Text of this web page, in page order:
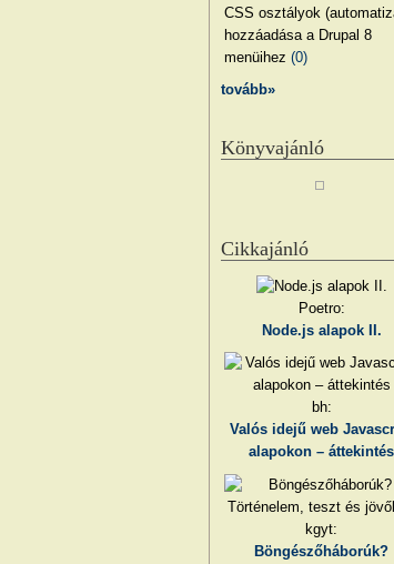
CSS osztályok
hozzáadása a Drupal 8
menüihez(0)
tovább»
Könyvajánló
Cikkajánló
Poetro:
Node.js alapok II.
bh:
Valós idejű web
alapokon – áttekintés
kgyt:
Böngészőháborúk?